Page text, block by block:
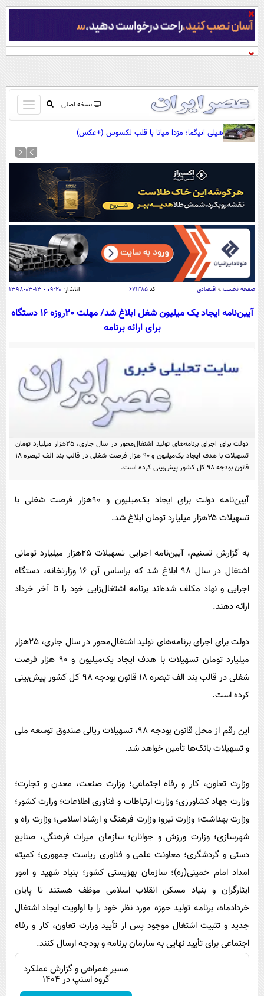
نسخه اصلی
باز
و
کردن
صفحه اول
آرشیو
نظرسنجی
آب و هوا
اوقات شرعی
سواد زندگی
اقتصاد
اقتصادی
خودرو
جامعه
اجتماعی
سلامت
یک برش دانایی
محیط زیست
ورزشی
سیاست خارجی
فرهنگ و هنر
علم و دانش
فناوری و It
اخبار کریپتو
قرآن
سرگرمی
باشگاه مغز
فیلم
اقتصاد
سیاست
فناوری
گوناگون
سلامت
فرهنگی
حیات وحش
سیاست خارجی
عصر ایران 2
روانشناسی
آشپزی
هیلی انیگما؛ مزدا میاتا با قلب لکسوس (+عکس)
صفحه نخست » اقتصادی کد ۶۷۱۳۸۵ انتشار: ۰۹:۲۰ - ۱۳-۰۳-۱۳۹۸
آیین‌نامه ایجاد یک میلیون شغل ابلاغ شد/ مهلت 20روزه 16 دستگاه
برای ارائه برنامه
دولت برای اجرای برنامه‌های تولید اشتغال‌محور در سال جاری، 25هزار میلیارد تومان
تسهیلات با هدف ایجاد یک‌میلیون و 90 هزار فرصت شغلی در قالب بند الف تبصره 18
قانون بودجه 98 کل کشور پیش‌بینی کرده است.
آیین‌نامه دولت برای ایجاد یک‌میلیون و ۹۰هزار فرصت شغلی با
تسهیلات ۲۵هزار میلیارد تومان ابلاغ شد.
به گزارش تسنیم، آیین‌نامه اجرایی تسهیلات 25هزار میلیارد تومانی
اشتغال در سال 98 ابلاغ شد که براساس آن 16 وزارتخانه، دستگاه
اجرایی و نهاد مکلف شده‌اند برنامه اشتغال‌زایی خود را تا آخر خرداد
ارائه دهند.
دولت برای اجرای برنامه‌های تولید اشتغال‌محور در سال جاری، 25هزار
میلیارد تومان تسهیلات با هدف ایجاد یک‌میلیون و 90 هزار فرصت
شغلی در قالب بند الف تبصره 18 قانون بودجه 98 کل کشور پیش‌بینی
کرده است.
این رقم از محل قانون بودجه 98، تسهیلات ریالی صندوق توسعه ملی
و تسهیلات بانک‌ها تأمین خواهد شد.
وزارت تعاون، کار و رفاه اجتماعی؛ وزارت صنعت، معدن و تجارت؛
وزارت جهاد کشاورزی؛ وزارت ارتباطات و فناوری اطلاعات؛ وزارت کشور؛
وزارت بهداشت؛ وزارت نیرو؛ وزارت فرهنگ و ارشاد اسلامی؛ وزارت راه و
شهرسازی؛ وزارت ورزش و جوانان؛ سازمان میراث فرهنگی، صنایع
دستی و گردشگری؛ معاونت علمی و فناوری ریاست جمهوری؛ کمیته
امداد امام خمینی(ره)؛ سازمان بهزیستی کشور؛ بنیاد شهید و امور
ایثارگران و بنیاد مسکن انقلاب اسلامی موظف هستند تا پایان
خردادماه، برنامه تولید حوزه مورد نظر خود را با اولویت ایجاد اشتغال
جدید و تثبیت اشتغال موجود پس از تأیید وزارت تعاون، کار و رفاه
اجتماعی برای تأیید نهایی به سازمان برنامه و بودجه ارسال کنند.
مسیر همراهی و گزارش عملکرد
گروه اسنپ در ۱۴۰۴